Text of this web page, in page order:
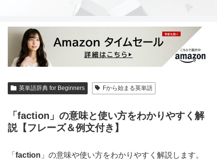
英単語辞典 for Beginners Fから始まる英単語
「faction」の意味と使い方をわかりやすく解
説【フレーズ＆例文付き】
「 faction 」の意味や使い方をわかりやすく解説します。